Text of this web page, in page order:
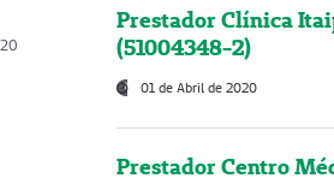
Prestador Clínica
(51004348-2)
01 de Abril de 2020
Prestador Centro